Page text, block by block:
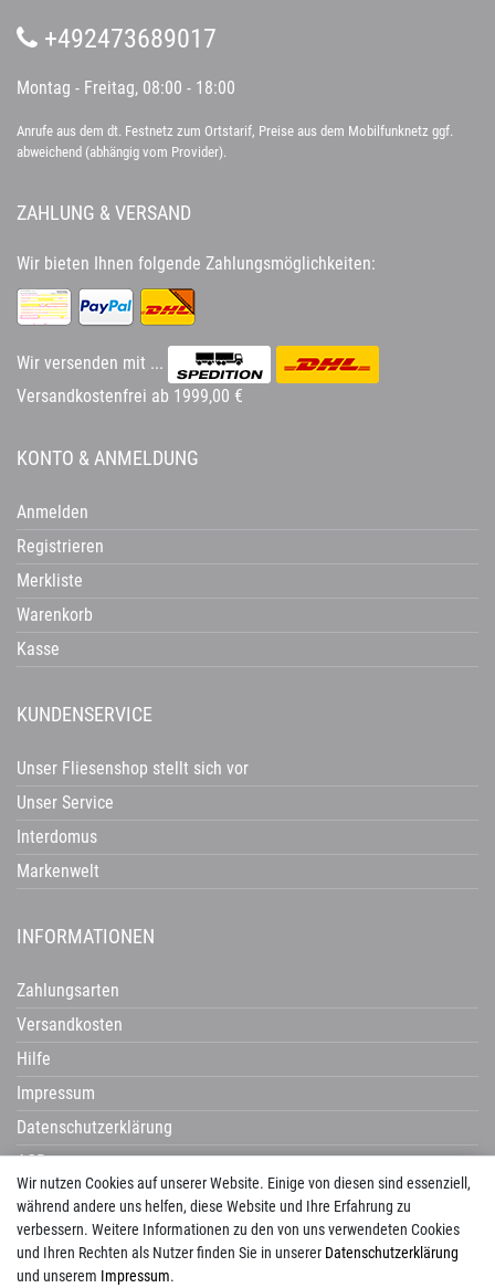
Wir nutzen Cookies auf unserer Website. Einige von diesen sind essenziell,
während andere uns helfen, diese Website und Ihre Erfahrung zu
verbessern. Weitere Informationen zu den von uns verwendeten Cookies
und Ihren Rechten als Nutzer finden Sie in unserer Daten­schutz­erklärung
und unserem Impressum.
+492473689017
Montag - Freitag, 08:00 - 18:00
Anrufe aus dem dt. Festnetz zum Ortstarif, Preise aus dem Mobilfunknetz ggf.
abweichend (abhängig vom Provider).
ZAHLUNG & VERSAND
Wir bieten Ihnen folgende Zahlungsmöglichkeiten:
Wir versenden mit ...
Versandkostenfrei ab 1999,00 €
KONTO & ANMELDUNG
Anmelden
Registrieren
Merkliste
Warenkorb
Kasse
KUNDENSERVICE
Unser Fliesenshop stellt sich vor
Unser Service
Interdomus
Markenwelt
INFORMATIONEN
Zahlungsarten
Versandkosten
Hilfe
Impressum
Datenschutzerklärung
AGB
Widerrufsrecht